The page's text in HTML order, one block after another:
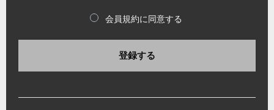
会員規約に同意する
登録する